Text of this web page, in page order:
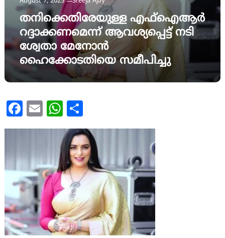
തനിക്കെതിരേയുള്ള എഫ്ഐആർ
റദ്ദാക്കണമെന്ന് ആവശ്യപ്പെട്ട് നടി
ശ്വേതാ മേനോൻ
ഹൈക്കോടതിയെ സമീപിച്ചു
Facebook
Email WhatsApp